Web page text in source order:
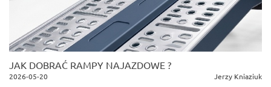
JAK DOBRAĆ RAMPY NAJAZDOWE ?
2026-05-20 Jerzy Kniaziuk